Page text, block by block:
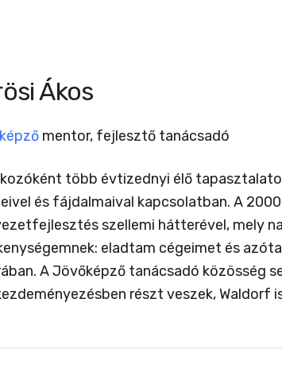
Ákos
mentor, fejlesztő tanácsadó
több évtizednyi élő
és fájdalmaival kapcsolatban. A
szellemi hátterével, mely
eladtam cégeimet és
A Jövőképző tanácsadó közösség
részt veszek, Waldorf